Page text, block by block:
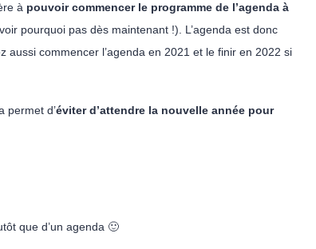
à pouvoir commencer le programme de l’agenda à
pourquoi pas dès maintenant !). L’agenda est donc
aussi commencer l’agenda en 2021 et le finir en 2022 si
permet d’éviter d’attendre la nouvelle année pour
que d’un agenda 🙂